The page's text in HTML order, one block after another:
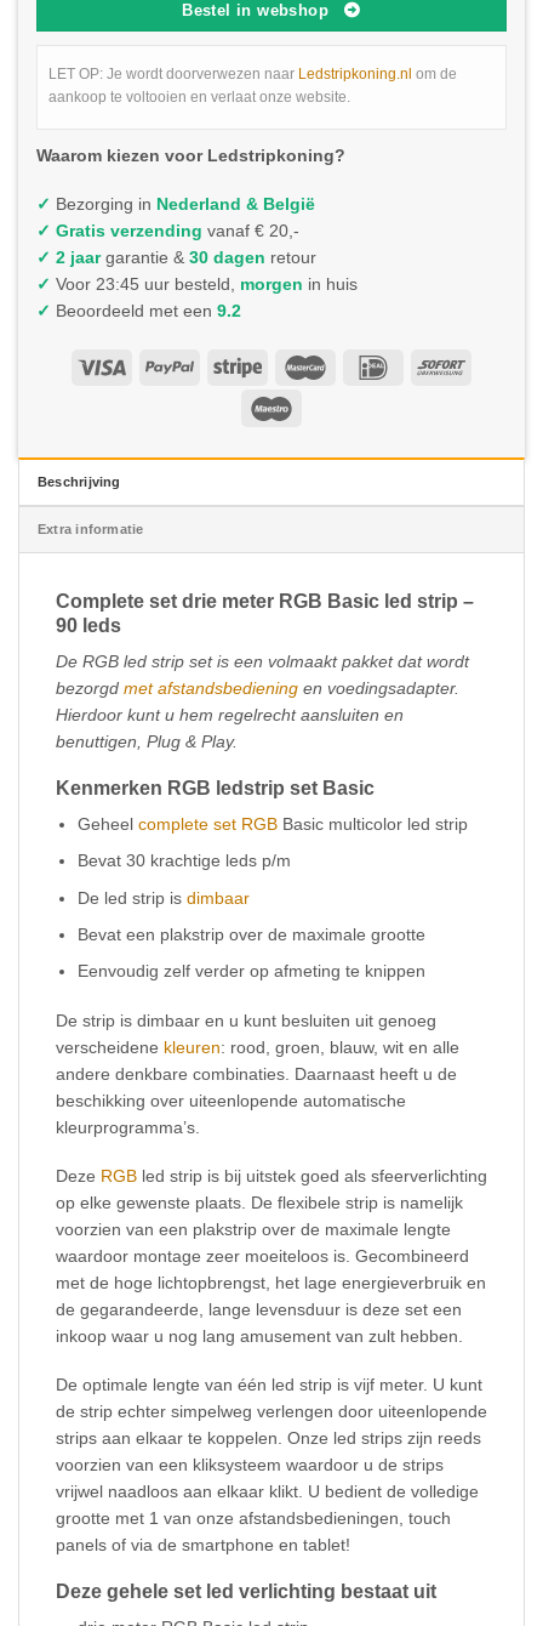
Bestel in webshop
LET OP: Je wordt doorverwezen naar Ledstripkoning.nl om de
aankoop te voltooien en verlaat onze website.
Waarom kiezen voor Ledstripkoning?
✓ Bezorging in Nederland & België
✓ Gratis verzending vanaf € 20,-
✓ 2 jaargarantie & 30 dagen retour
✓ Voor 23:45 uur besteld, morgen in huis
✓ Beoordeeld met een 9.2
Beschrijving
Extra informatie
Complete set drie meter RGB Basic led strip –
90 leds
De RGB led strip set is een volmaakt pakket dat wordt
bezorgd met afstandsbediening en voedingsadapter.
Hierdoor kunt u hem regelrecht aansluiten en
benuttigen, Plug & Play.
Kenmerken RGB ledstrip set Basic
Geheelcomplete set RGB Basic multicolor led strip
Bevat 30 krachtige leds p/m
De led strip isdimbaar
Bevat een plakstrip over de maximale grootte
Eenvoudig zelf verder op afmeting te knippen
De strip is dimbaar en u kunt besluiten uit genoeg
verscheidene kleuren: rood, groen, blauw, wit en alle
andere denkbare combinaties. Daarnaast heeft u de
beschikking over uiteenlopende automatische
kleurprogramma’s.
Deze RGB led strip is bij uitstek goed als sfeerverlichting
op elke gewenste plaats. De flexibele strip is namelijk
voorzien van een plakstrip over de maximale lengte
waardoor montage zeer moeiteloos is. Gecombineerd
met de hoge lichtopbrengst, het lage energieverbruik en
de gegarandeerde, lange levensduur is deze set een
inkoop waar u nog lang amusement van zult hebben.
De optimale lengte van één led strip is vijf meter. U kunt
de strip echter simpelweg verlengen door uiteenlopende
strips aan elkaar te koppelen. Onze led strips zijn reeds
voorzien van een kliksysteem waardoor u de strips
vrijwel naadloos aan elkaar klikt. U bedient de volledige
grootte met 1 van onze afstandsbedieningen, touch
panels of via de smartphone en tablet!
Deze gehele set led verlichting bestaat uit